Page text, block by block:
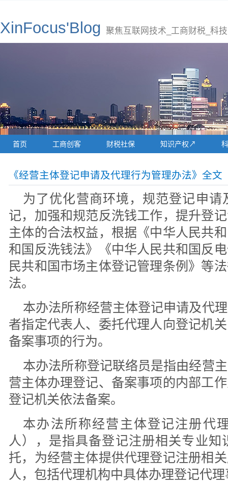
XinFocus'Blog 聚焦互联网技术_工商财税_科
首页 工商创客 财税社保 知识产权↗
《经营主体登记申请及代理行为管理办法》全文
为了优化营商环境，规范登记申
记，加强和规范反洗钱工作，提升登
主体的合法权益，根据《中华人民共
和国反洗钱法》《中华人民共和国反
民共和国市场主体登记管理条例》等
法。
本办法所称经营主体登记申请及代
者指定代表人、委托代理人向登记机
备案事项的行为。
本办法所称登记联络员是指由经营
营主体办理登记、备案事项的内部工
登记机关依法备案。
本办法所称经营主体登记注册代
人），是指具备登记注册相关专业
托，为经营主体提供代理登记注册相
人，包括代理机构中具体办理登记代